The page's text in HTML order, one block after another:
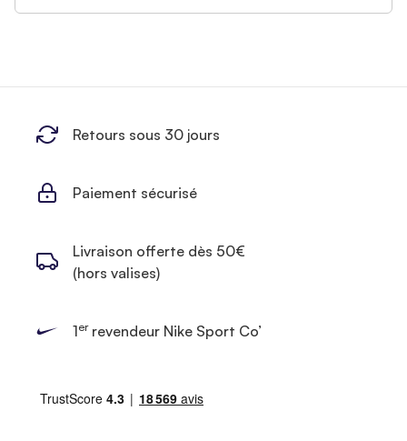
Retours sous 30 jours
Paiement sécurisé
Livraison offerte dès 50€
(hors valises)
1errevendeur Nike Sport Co’